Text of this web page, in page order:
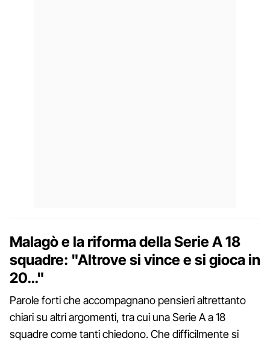
Malagò e la riforma della Serie A 18
squadre: "Altrove si vince e si gioca in
20…"
Parole forti che accompagnano pensieri altrettanto
chiari su altri argomenti, tra cui una Serie A a 18
squadre come tanti chiedono. Che difficilmente si